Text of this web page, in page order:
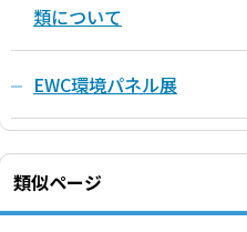
類について
EWC環境パネル展
類似ページ